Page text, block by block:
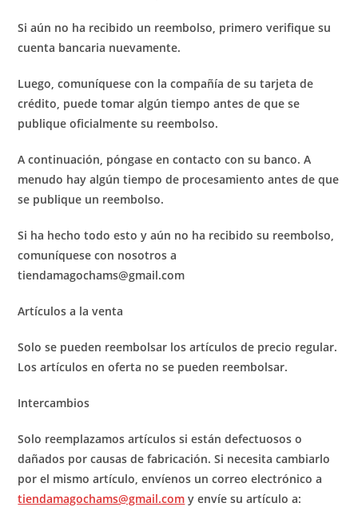
Si aún no ha recibido un reembolso, primero verifique su
cuenta bancaria nuevamente.
Luego, comuníquese con la compañía de su tarjeta de
crédito, puede tomar algún tiempo antes de que se
publique oficialmente su reembolso.
A continuación, póngase en contacto con su banco. A
menudo hay algún tiempo de procesamiento antes de que
se publique un reembolso.
Si ha hecho todo esto y aún no ha recibido su reembolso,
comuníquese con nosotros a
tiendamagochams@gmail.com
Artículos a la venta
Solo se pueden reembolsar los artículos de precio regular.
Los artículos en oferta no se pueden reembolsar.
Intercambios
Solo reemplazamos artículos si están defectuosos o
dañados por causas de fabricación. Si necesita cambiarlo
por el mismo artículo, envíenos un correo electrónico a
tiendamagochams@gmail.com y envíe su artículo a: